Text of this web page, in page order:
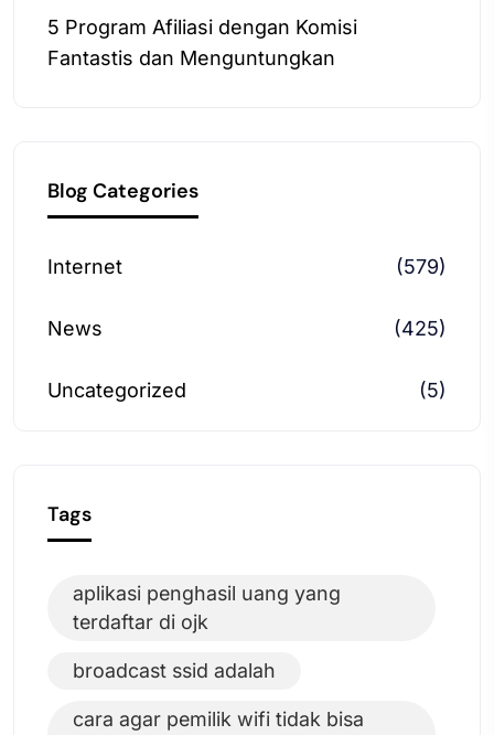
5 Program Afiliasi dengan Komisi
Fantastis dan Menguntungkan
Blog Categories
Internet (579)
News (425)
Uncategorized (5)
Tags
aplikasi penghasil uang yang
terdaftar di ojk
broadcast ssid adalah
cara agar pemilik wifi tidak bisa